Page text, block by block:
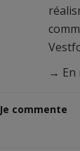
→ En
Je commente